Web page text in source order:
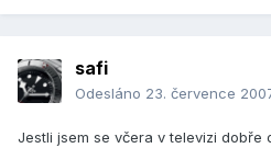
safi
Odesláno 23. července
Jestli jsem se včera v televizi dobře